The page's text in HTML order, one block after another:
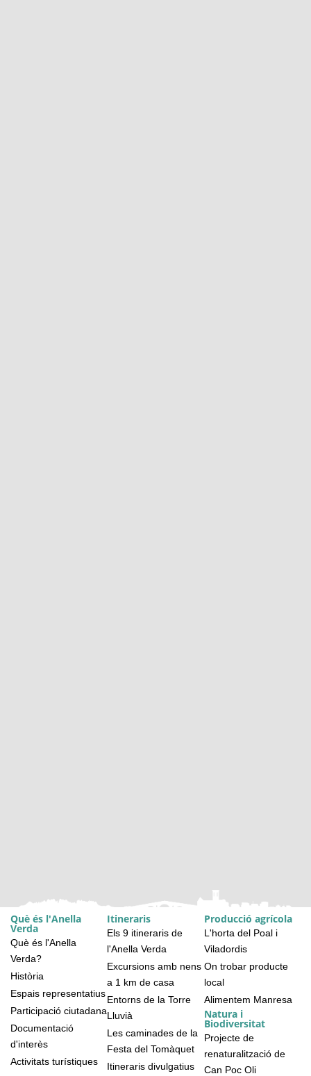
Què és l'Anella
Verda
Què és l'Anella
Verda?
Història
Espais representatius
Participació ciutadana
Documentació
d'interès
Activitats turístiques
Itineraris
Els 9 itineraris de
l'Anella Verda
Excursions amb nens
a 1 km de casa
Entorns de la Torre
Lluvià
Les caminades de la
Festa del Tomàquet
Itineraris divulgatius
Producció agrícola
L'horta del Poal i
Viladordis
On trobar producte
local
Alimentem Manresa
Natura i
Biodiversitat
Projecte de
renaturalització de
Can Poc Oli